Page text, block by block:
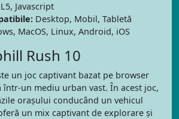
Javascript
Desktop, Mobil, Tabletă
MacOS, Linux, Android, iOS
Rush 10
un joc captivant bazat pe browser
într-un mediu urban vast. În acest joc,
orașului conducând un vehicul
un mix captivant de explorare și